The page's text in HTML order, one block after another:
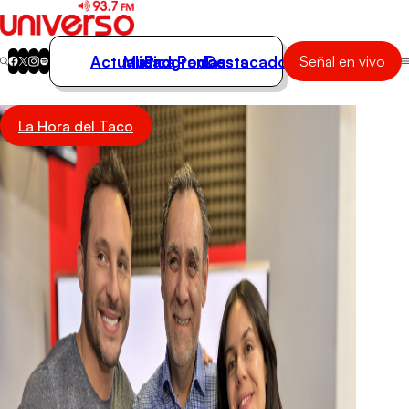
Actualidad
Música
Programas
Podcasts
Destacados
Actualidad
Música
Programas
Podcasts
Destacados Señal en vivo
La Hora del Taco